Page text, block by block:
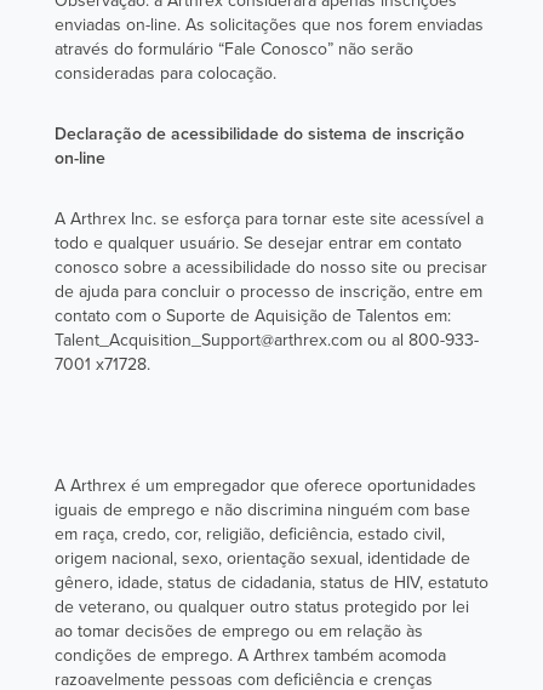
enviadas on-line. As solicitações que nos forem enviadas
através do formulário “Fale Conosco” não serão
consideradas para colocação.
Declaração de acessibilidade do sistema de inscrição
on-line
A Arthrex Inc. se esforça para tornar este site acessível a
todo e qualquer usuário. Se desejar entrar em contato
conosco sobre a acessibilidade do nosso site ou precisar
de ajuda para concluir o processo de inscrição, entre em
contato com o Suporte de Aquisição de Talentos em:
Talent_Acquisition_Support@arthrex.com ou al 800-933-
7001 x71728.
A Arthrex é um empregador que oferece oportunidades
iguais de emprego e não discrimina ninguém com base
em raça, credo, cor, religião, deficiência, estado civil,
origem nacional, sexo, orientação sexual, identidade de
gênero, idade, status de cidadania, status de HIV, estatuto
de veterano, ou qualquer outro status protegido por lei
ao tomar decisões de emprego ou em relação às
condições de emprego. A Arthrex também acomoda
razoavelmente pessoas com deficiência e crenças